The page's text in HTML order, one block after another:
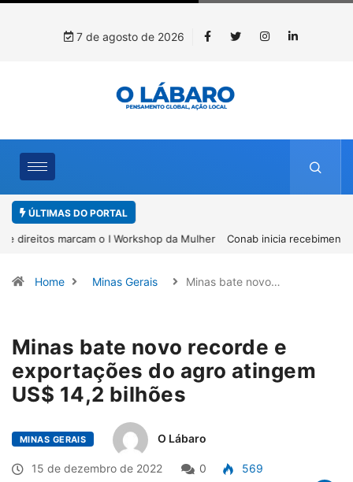
7 de agosto de 2026
ÚLTIMAS DO PORTAL
Conab inicia recebimento de documentos para solicitação do
Home Minas Gerais Minas bate novo…
Minas bate novo recorde e
exportações do agro atingem
US$ 14,2 bilhões
MINAS GERAIS O Lábaro
15 de dezembro de 2022 0
569